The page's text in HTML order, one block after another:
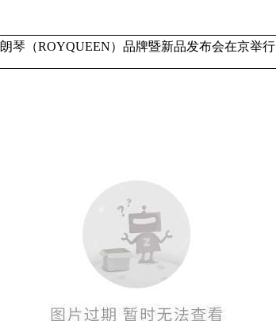
朗琴（ROYQUEEN）品牌暨新品发布会在京举行